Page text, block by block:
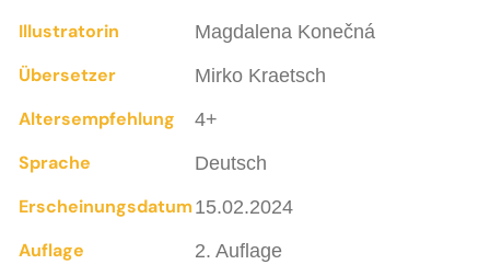
Illustratorin Magdalena Konečná
Übersetzer Mirko Kraetsch
Altersempfehlung 4+
Sprache Deutsch
Erscheinungsdatum 15.02.2024
Auflage 2. Auflage